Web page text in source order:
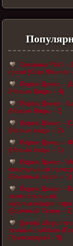
Сюзанна Райт –
грехи (Стая Феникс
Лорен Донер –
(Новые Виды – 4)
Лорен Донер -
(Новые Виды - 3)
Лорен Донер –
(Новые виды – 2)
Лорен Донер –
(Новые виды – 1)
Лорен Донер -
сексуальный
(Брачный сезон – 1)
Лорен Донер –
замечательная,
мурлыкающая пара
(Брачный Сезон – 2)
Джена
темный соблазн
Преисподней - 9)